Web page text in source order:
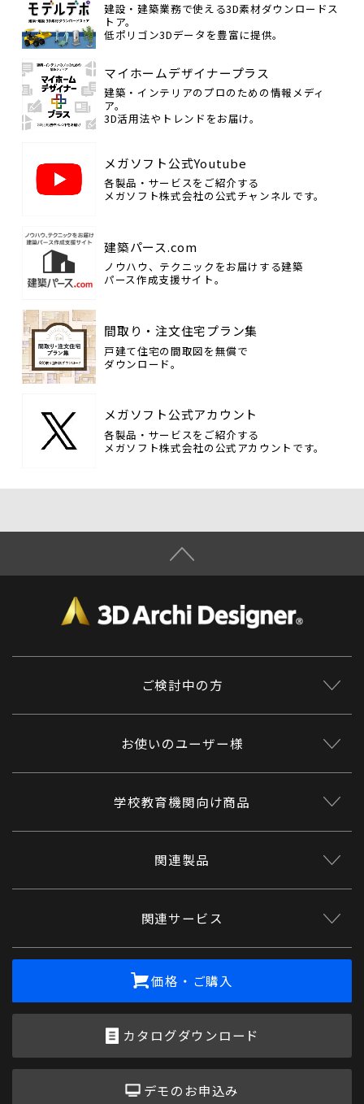
建設・建築業務で使える3D素材ダウンロードス
トア。
低ポリゴン3Dデータを豊富に提供。
マイホームデザイナープラス
建築・インテリアのプロのための情報メディ
ア。
3D活用法やトレンドをお届け。
メガソフト公式Youtube
各製品・サービスをご紹介する
メガソフト株式会社の公式チャンネルです。
建築パース.com
ノウハウ、テクニックをお届けする建築
パース作成支援サイト。
間取り・注文住宅プラン集
戸建て住宅の間取図を無償で
ダウンロード。
メガソフト公式アカウント
各製品・サービスをご紹介する
メガソフト株式会社の公式アカウントです。
ご検討中の方
お使いのユーザー様
学校教育機関向け商品
関連製品
関連サービス
価格・ご購入
カタログダウンロード
デモのお申込み